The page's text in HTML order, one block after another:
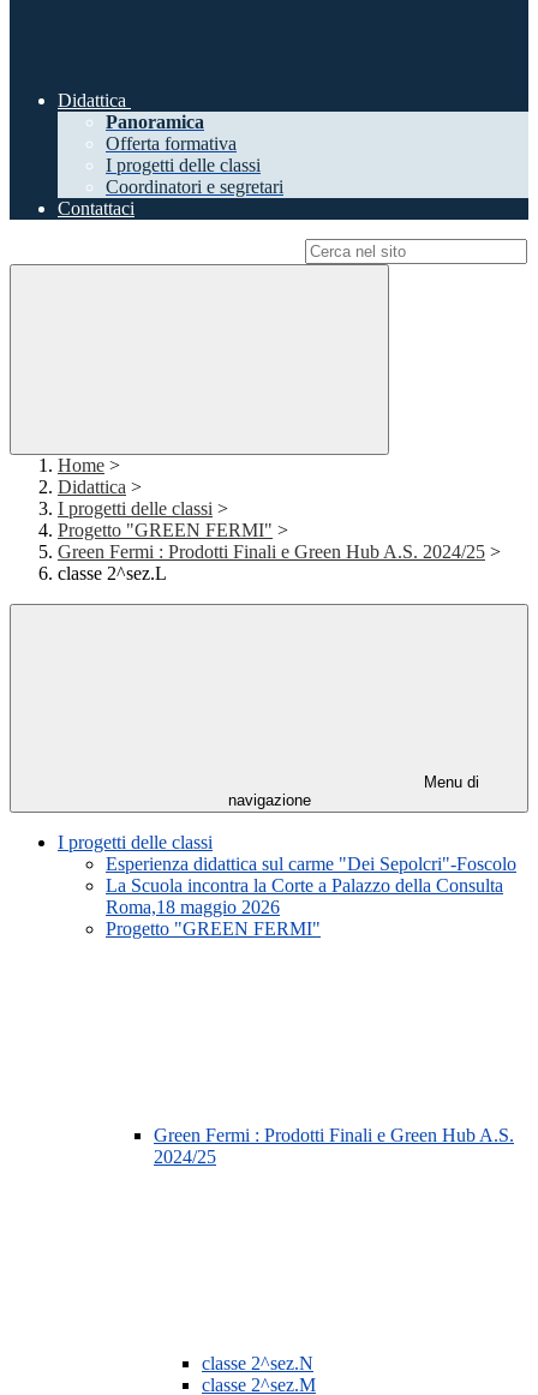
Didattica
Panoramica
Offerta formativa
I progetti delle classi
Coordinatori e segretari
Contattaci
Home >
Didattica >
I progetti delle classi >
Progetto "GREEN FERMI" >
Green Fermi : Prodotti Finali e Green Hub A.S. 2024/25 >
classe 2^sez.L
Menu di
navigazione
I progetti delle classi
Esperienza didattica sul carme "Dei Sepolcri"-Foscolo
La Scuola incontra la Corte a Palazzo della Consulta
Roma,18 maggio 2026
Progetto "GREEN FERMI"
Green Fermi : Prodotti Finali e Green Hub A.S.
2024/25
classe 2^sez.N
classe 2^sez.M